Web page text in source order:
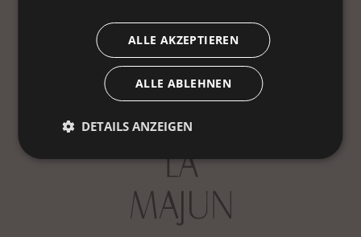
ALLE AKZEPTIEREN
ALLE ABLEHNEN
DETAILS ANZEIGEN